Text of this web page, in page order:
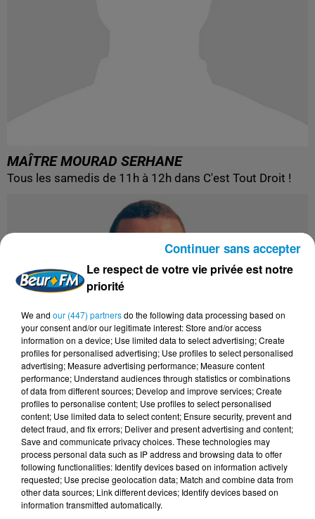
MAÎTRE MOURAD SERHANE
Tous les samedis de 11h à 12h dans C'est Tout Droit !
BILAL NEDMAN
Le respect de votre vie privée est notre
priorité
We and our (447) partnersdo the following data processing based on
your consent and/or our legitimate interest: Store and/or access
information on a device; Use limited data to select advertising; Create
profiles for personalised advertising; Use profiles to select personalised
advertising; Measure advertising performance; Measure content
performance; Understand audiences through statistics or combinations
of data from different sources; Develop and improve services; Create
profiles to personalise content; Use profiles to select personalised
content; Use limited data to select content; Ensure security, prevent and
detect fraud, and fix errors; Deliver and present advertising and content;
Save and communicate privacy choices. These technologies may
process personal data such as IP address and browsing data to offer
following functionalities: Identify devices based on information actively
requested; Use precise geolocation data; Match and combine data from
other data sources; Link different devices; Identify devices based on
information transmitted automatically.
Continuer sans accepter